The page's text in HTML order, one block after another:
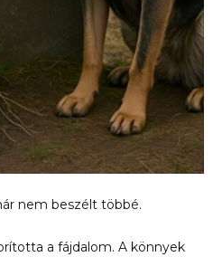
nem beszélt többé.
a fájdalom. A könnyek